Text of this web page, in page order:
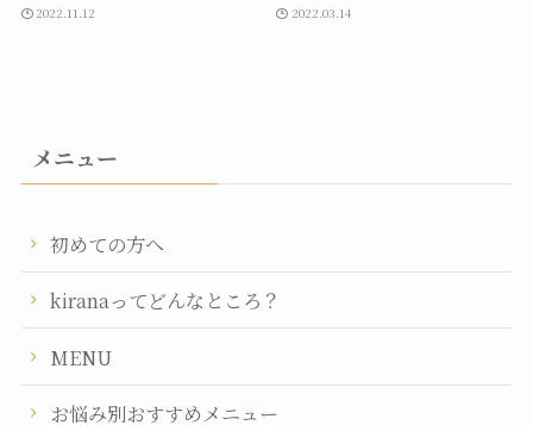
2022.11.12 2022.03.14
メニュー
初めての方へ
kiranaってどんなところ？
MENU
お悩み別おすすめメニュー